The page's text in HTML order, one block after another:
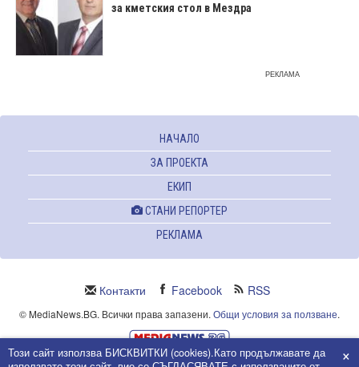
за кметския стол в Мездра
РЕКЛАМА
НАЧАЛО
ЗА ПРОЕКТА
ЕКИП
СТАНИ РЕПОРТЕР
РЕКЛАМА
Контакти Facebook RSS
© MediaNews.BG. Всички права запазени. Общи условия за ползване.
Powered and owned by Intersat Ltd.
Този сайт използва БИСКВИТКИ (cookies).Като продължавате да
×